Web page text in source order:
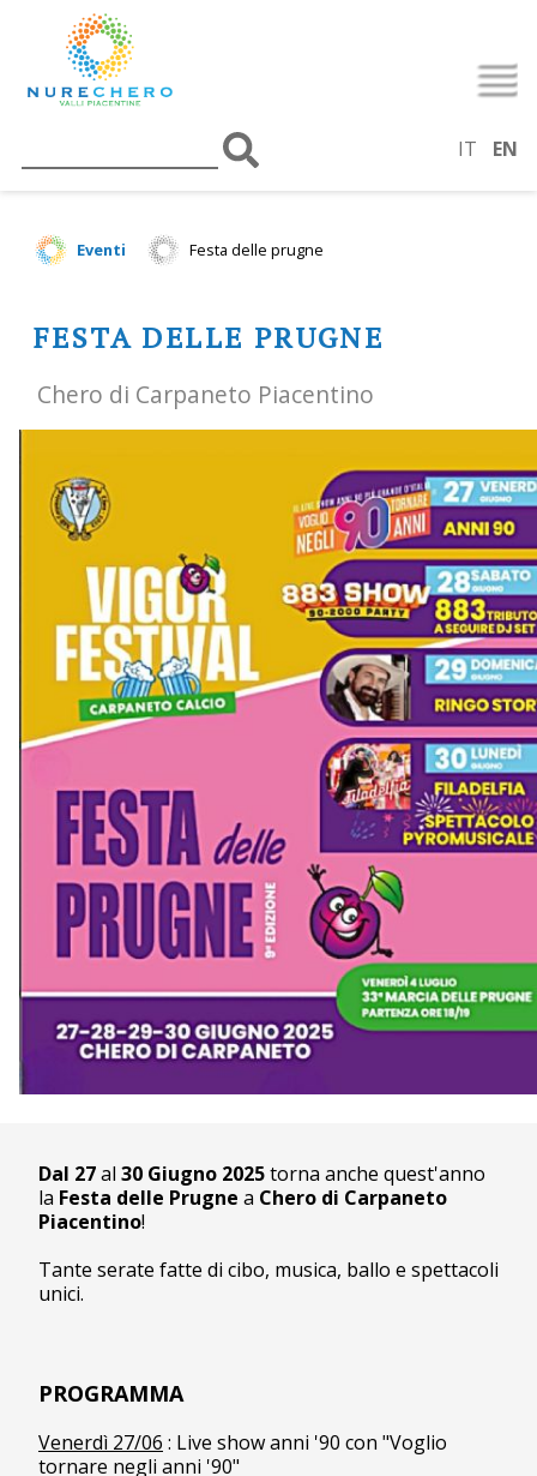
IT EN
Eventi Festa delle prugne
FESTA DELLE PRUGNE
Chero di Carpaneto Piacentino
Dal 27al 30 Giugno 2025torna anche quest'anno
la Festa delle Prugne a Chero di Carpaneto
Piacentino!
Tante serate fatte di cibo, musica, ballo e spettacoli
unici.
PROGRAMMA
Venerdì 27/06 : Live show anni '90 con "Voglio
tornare negli anni '90"